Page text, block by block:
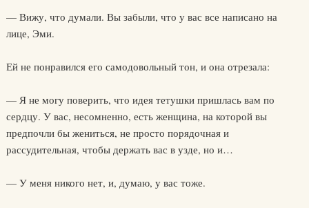
— Вижу, что думали. Вы забыли, что у вас все написано на
лице, Эми.
Ей не понравился его самодовольный тон, и она отрезала:
— Я не могу поверить, что идея тетушки пришлась вам по
сердцу. У вас, несомненно, есть женщина, на которой вы
предпочли бы жениться, не просто порядочная и
рассудительная, чтобы держать вас в узде, но и…
— У меня никого нет, и, думаю, у вас тоже.